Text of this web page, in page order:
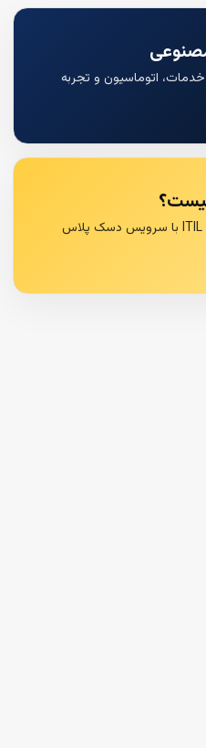
اتوماسیون و تجربه
معرفی مسیر پیاده‌سازی ITSM و ITIL با سرویس دسک پلاس